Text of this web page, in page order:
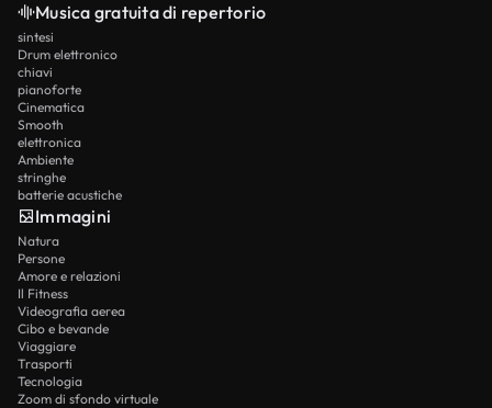
Musica gratuita di repertorio
sintesi
Drum elettronico
chiavi
pianoforte
Cinematica
Smooth
elettronica
Ambiente
stringhe
batterie acustiche
Immagini
Natura
Persone
Amore e relazioni
Il Fitness
Videografia aerea
Cibo e bevande
Viaggiare
Trasporti
Tecnologia
Zoom di sfondo virtuale